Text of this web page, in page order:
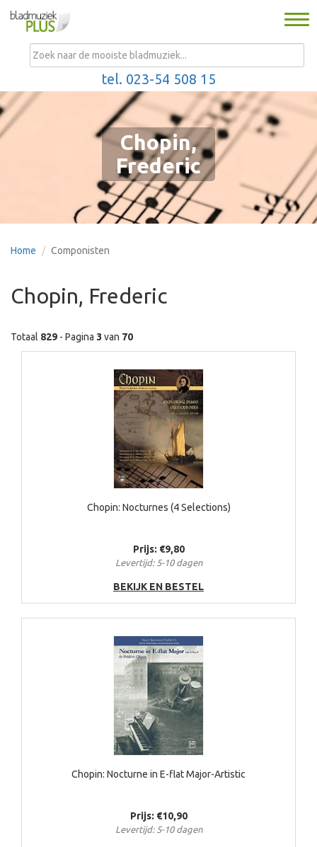
tel. 023-54 508 15
MENU
Chopin,
Frederic
Home Componisten
Chopin, Frederic
Totaal 829 - Pagina 3 van 70
Chopin: Nocturnes (4 Selections)
Prijs: €9,80
Levertijd: 5-10 dagen
BEKIJK EN BESTEL
Chopin: Nocturne in E-flat Major-Artistic
Prijs: €10,90
Levertijd: 5-10 dagen